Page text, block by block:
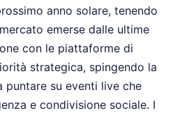
anno solare, tenendo
emerse dalle ultime
con le piattaforme di
strategica, spingendo la
puntare su eventi live che
e condivisione sociale. I